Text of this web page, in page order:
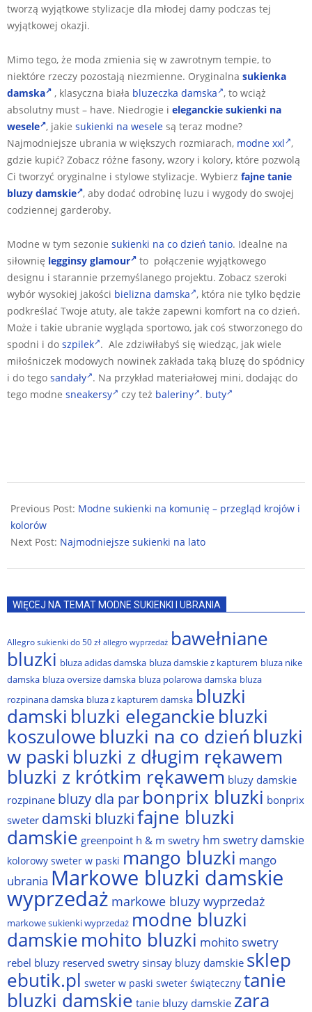
tworzą wyjątkowe stylizacje dla młodej damy podczas tej
wyjątkowej okazji.
Mimo tego, że moda zmienia się w zawrotnym tempie, to
niektóre rzeczy pozostają niezmienne. Oryginalna sukienka
damska
, klasyczna biała bluzeczka damska , to wciąż
absolutny must – have. Niedrogie i eleganckie sukienki na
wesele , jakie sukienki na wesele są teraz modne?
Najmodniejsze ubrania w większych rozmiarach, modne xxl ,
gdzie kupić? Zobacz różne fasony, wzory i kolory, które pozwolą
Ci tworzyć oryginalne i stylowe stylizacje. Wybierz fajne tanie
bluzy damskie , aby dodać odrobinę luzu i wygody do swojej
codziennej garderoby.
Modne w tym sezonie sukienki na co dzień tanio. Idealne na
siłownię legginsy glamour
to połączenie wyjątkowego
designu i starannie przemyślanego projektu. Zobacz szeroki
wybór wysokiej jakości bielizna damska , która nie tylko będzie
podkreślać Twoje atuty, ale także zapewni komfort na co dzień.
Może i takie ubranie wygląda sportowo, jak coś stworzonego do
spodni i do szpilek . Ale zdziwiłabyś się wiedząc, jak wiele
miłośniczek modowych nowinek zakłada taką bluzę do spódnicy
i do tego sandały . Na przykład materiałowej mini, dodając do
tego modne sneakersy czy też baleriny . buty
03-
21
Previous Post: Modne sukienki na komunię – przegląd krojów i
kolorów
Next Post: Najmodniejsze sukienki na lato
WIĘCEJ NA TEMAT MODNE SUKIENKI I UBRANIA
Allegro sukienki do 50 zł allegro wyprzedaż bawełniane
bluzki bluza adidas damska bluza damskie z kapturem bluza nike
damska bluza oversize damska bluza polarowa damska bluza
rozpinana damska bluza z kapturem damska bluzki
damski bluzki eleganckie bluzki
koszulowe bluzki na co dzień bluzki
w paski bluzki z długim rękawem
bluzki z krótkim rękawem bluzy damskie
rozpinane bluzy dla par bonprix bluzki bonprix
sweter damski bluzkifajne bluzki
damskie greenpoint h & m swetry hm swetry damskie
kolorowy sweter w paski mango bluzki mango
ubrania Markowe bluzki damskie
wyprzedaż markowe bluzy wyprzedaż
markowe sukienki wyprzedaż modne bluzki
damskiemohito bluzki mohito swetry
rebel bluzy reserved swetrysinsay bluzy damskie sklep
ebutik.pl sweter w paski sweter świąteczny tanie
bluzki damskie tanie bluzy damskie zara